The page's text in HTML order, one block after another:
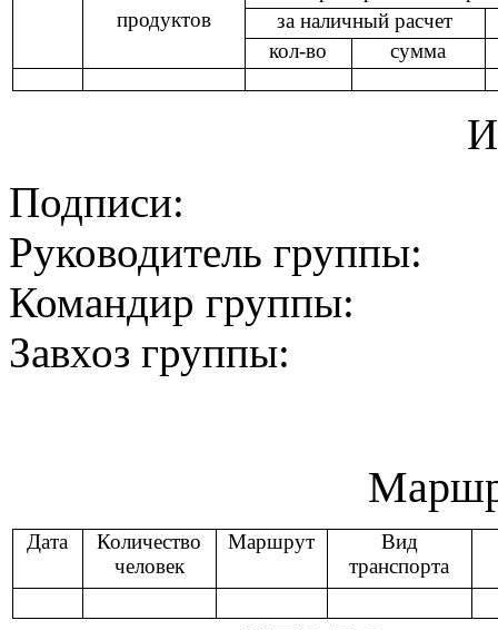
продуктов
за наличный расчет
кол-во
сумма
Подписи:
Руководитель группы:
Командир группы:
Завхоз группы:
Дата
Количество
человек
Маршрут
Вид
транспорта